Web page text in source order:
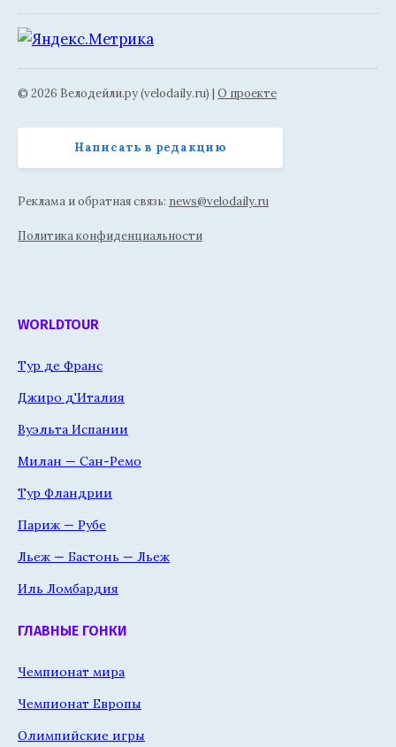
© 2026 Велодейли.ру (velodaily.ru) | О проекте
Написать в редакцию
Реклама и обратная связь: news@velodaily.ru
Политика конфиденциальности
WORLDTOUR
Тур де Франс
Джиро д'Италия
Вуэльта Испании
Милан — Сан-Ремо
Тур Фландрии
Париж — Рубе
Льеж — Бастонь — Льеж
Иль Ломбардия
ГЛАВНЫЕ ГОНКИ
Чемпионат мира
Чемпионат Европы
Олимпийские игры